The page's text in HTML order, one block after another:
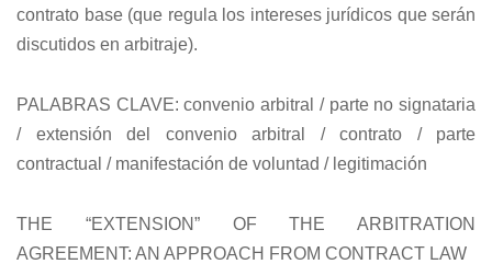
contrato base (que regula los intereses jurídicos que serán
discutidos en arbitraje).
PALABRAS CLAVE: convenio arbitral / parte no signataria
/ extensión del convenio arbitral / contrato / parte
contractual / manifestación de voluntad / legitimación
THE “EXTENSION” OF THE ARBITRATION
AGREEMENT: AN APPROACH FROM CONTRACT LAW